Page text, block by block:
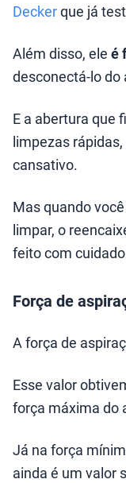
Deckerque já
Além disso, ele é
desconectá-lo do
E a abertura que
limpezas
cansativo.
Mas quando
limpar, o
feito com
Força de
A força de
Esse valor
força máxima do
Já na força
ainda é um valor